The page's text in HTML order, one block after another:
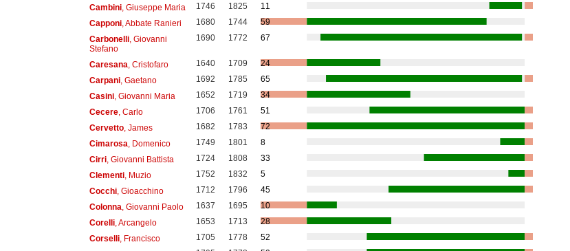
Cambini, Giuseppe Maria 1746 1825
11
Capponi, Abbate Ranieri 1680 1744
59
Carbonelli, Giovanni
Stefano
1690 1772 67
Caresana, Cristofaro 1640 1709
24
Carpani, Gaetano 1692 1785
65
Casini, Giovanni Maria 1652 1719
34
Cecere, Carlo 1706 1761
51
Cervetto, James 1682 1783
72
Cimarosa, Domenico 1749 1801
8
Cirri, Giovanni Battista 1724 1808
33
Clementi, Muzio 1752 1832
5
Cocchi, Gioacchino 1712 1796
45
Colonna, Giovanni Paolo 1637 1695
10
Corelli, Arcangelo 1653 1713
28
Corselli, Francisco 1705 1778
52